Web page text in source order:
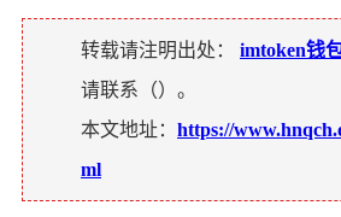
转载请注明出处： imtoken钱
请联系（）。
本文地址： https://
ml